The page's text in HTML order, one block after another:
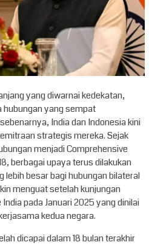
yang diwarnai kedekatan,
hubungan yang sempat
India dan Indonesia kini
strategis mereka. Sejak
menjadi Comprehensive
berbagai upaya terus dilakukan
besar bagi hubungan bilateral
menguat setelah kunjungan
pada Januari 2025 yang dinilai
kedua negara.
dicapai dalam 18 bulan terakhir